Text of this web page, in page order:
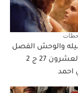
والوحش الفصل
السابع والعشرون 27 ج 2
احمد